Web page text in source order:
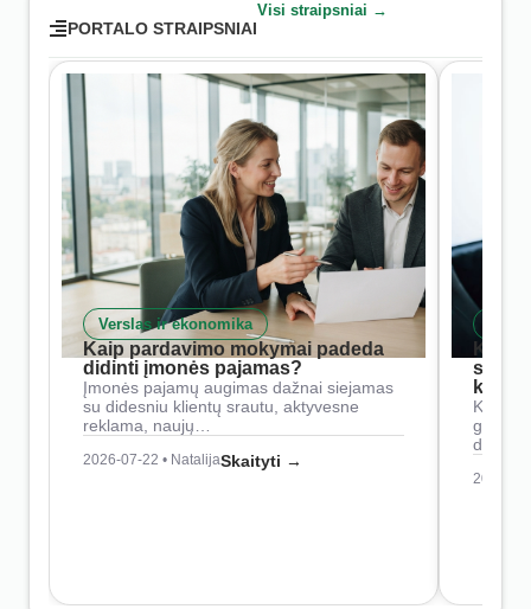
PORTALO STRAIPSNIAI
Visi straipsniai →
Verslas ir ekonomika
Kaip pardavimo mokymai padeda
didinti įmonės pajamas?
Įmonės pajamų augimas dažnai siejamas
su didesniu klientų srautu, aktyvesne
reklama, naujų…
2026-07-22 • NatalijaSkaityti →
Kaip
2026-